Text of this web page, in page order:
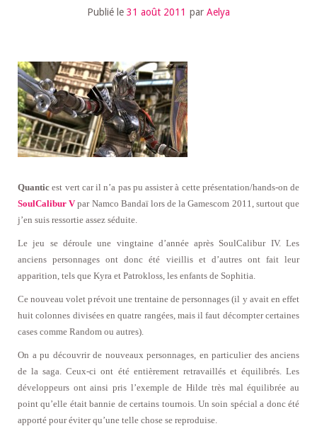
Publié le 31 août 2011 par Aelya
Quantic est vert car il n’a pas pu assister à cette présentation/hands-on de
SoulCalibur Vpar Namco Bandaï lors de la Gamescom 2011, surtout que
j’en suis ressortie assez séduite.
Le jeu se déroule une vingtaine d’année après SoulCalibur IV. Les
anciens personnages ont donc été vieillis et d’autres ont fait leur
apparition, tels que Kyra et Patrokloss, les enfants de Sophitia.
Ce nouveau volet prévoit une trentaine de personnages (il y avait en effet
huit colonnes divisées en quatre rangées, mais il faut décompter certaines
cases comme Random ou autres).
On a pu découvrir de nouveaux personnages, en particulier des anciens
de la saga. Ceux-ci ont été entièrement retravaillés et équilibrés. Les
développeurs ont ainsi pris l’exemple de Hilde très mal équilibrée au
point qu’elle était bannie de certains tournois. Un soin spécial a donc été
apporté pour éviter qu’une telle chose se reproduise.